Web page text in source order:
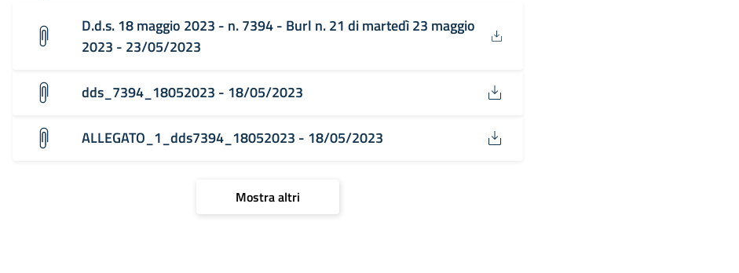
D.d.s. 18 maggio 2023 - n. 7394 - Burl n. 21 di martedì 23 maggio
2023 - 23/05/2023
dds_7394_18052023 - 18/05/2023
ALLEGATO_1_dds7394_18052023 - 18/05/2023
Mostra altri